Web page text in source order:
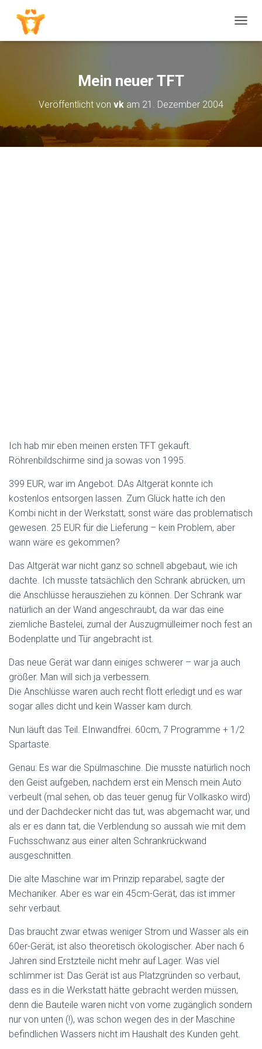
A
T
Mein neuer TFT
Veröffentlicht von vk am 21. Dezember 2004
Ich hab mir eben meinen ersten TFT gekauft.
Röhrenbildschirme sind ja sowas von 1995.
399 EUR, war im Angebot. DAs Altgerät konnte ich
kostenlos entsorgen lassen. Zum Glück hatte ich den
Kombi nicht in der Werkstatt, sonst wäre das problematisch
gewesen. 25 EUR für die Lieferung – kein Problem, aber
wann wäre es gekommen?
Das Altgerät war nicht ganz so schnell abgebaut, wie ich
dachte. Ich musste tatsächlich den Schrank abrücken, um
die Anschlüsse herausziehen zu können. Der Schrank war
natürlich an der Wand angeschraubt, da war das eine
ziemliche Bastelei, zumal der Auszugmülleimer noch fest an
Bodenplatte und Tür angebracht ist.
Das neue Gerät war dann einiges schwerer – war ja auch
größer. Man will sich ja verbessern.
Die Anschlüsse waren auch recht flott erledigt und es war
sogar alles dicht und kein Wasser kam durch.
Nun läuft das Teil. EInwandfrei. 60cm, 7 Programme + 1/2
Spartaste.
Genau: Es war die Spülmaschine. Die musste natürlich noch
den Geist aufgeben, nachdem erst ein Mensch mein Auto
verbeult (mal sehen, ob das teuer genug für Vollkasko wird)
und der Dachdecker nicht das tut, was abgemacht war, und
als er es dann tat, die Verblendung so aussah wie mit dem
Fuchsschwanz aus einer alten Schrankrückwand
ausgeschnitten.
Die alte Maschine war im Prinzip reparabel, sagte der
Mechaniker. Aber es war ein 45cm-Gerät, das ist immer
sehr verbaut.
Das braucht zwar etwas weniger Strom und Wasser als ein
60er-Gerät, ist also theoretisch ökologischer. Aber nach 6
Jahren sind Erstzteile nicht mehr auf Lager. Was viel
schlimmer ist: Das Gerät ist aus Platzgründen so verbaut,
dass es in die Werkstatt hätte gebracht werden müssen,
denn die Bauteile waren nicht von vorne zugänglich sondern
nur von unten (!), was schon wegen des in der Maschine
befindlichen Wassers nicht im Haushalt des Kunden geht.